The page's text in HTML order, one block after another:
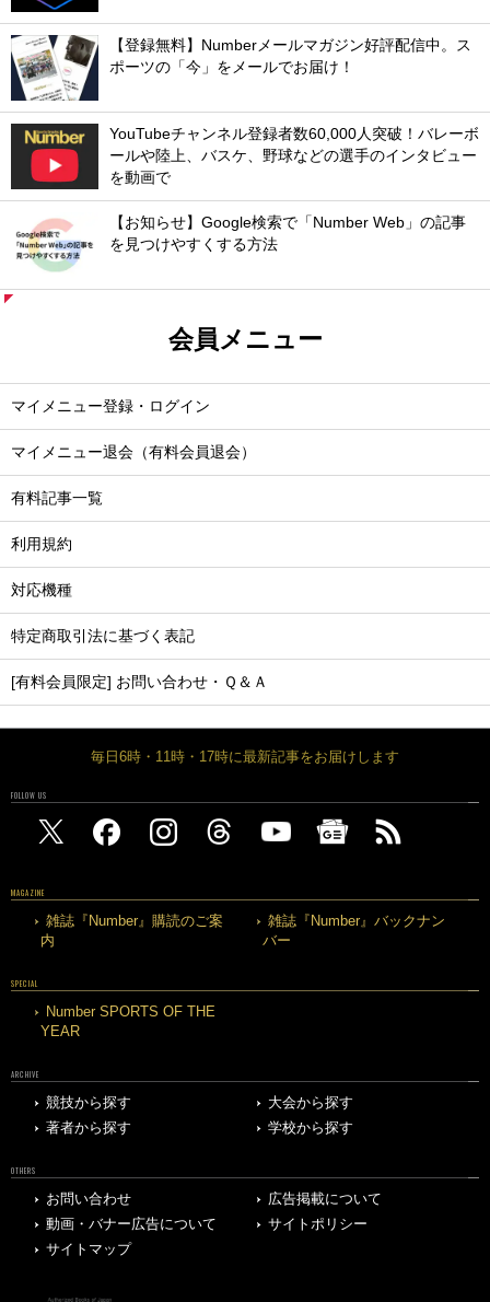
【登録無料】Numberメールマガジン好評配信中。ス
ポーツの「今」をメールでお届け！
YouTubeチャンネル登録者数60,000人突破！バレーボ
ールや陸上、バスケ、野球などの選手のインタビュー
を動画で
【お知らせ】Google検索で「Number Web」の記事
を見つけやすくする方法
会員メニュー
マイメニュー登録・ログイン
マイメニュー退会（有料会員退会）
有料記事一覧
利用規約
対応機種
特定商取引法に基づく表記
[有料会員限定] お問い合わせ・Ｑ＆Ａ
毎日6時・11時・17時に最新記事をお届けします
FOLLOW US
MAGAZINE
雑誌『Number』購読のご案
内
雑誌『Number』バックナン
バー
SPECIAL
Number SPORTS OF THE
YEAR
ARCHIVE
競技から探す
大会から探す
著者から探す
学校から探す
OTHERS
お問い合わせ
広告掲載について
動画・バナー広告について
サイトポリシー
サイトマップ